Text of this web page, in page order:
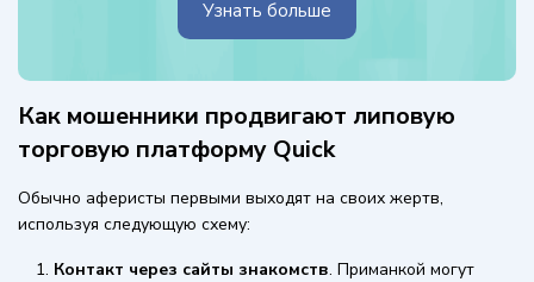
Узнать больше
Как мошенники продвигают липовую
торговую платформу Quick
Обычно аферисты первыми выходят на своих жертв,
используя следующую схему:
Контакт через сайты знакомств. Приманкой могут